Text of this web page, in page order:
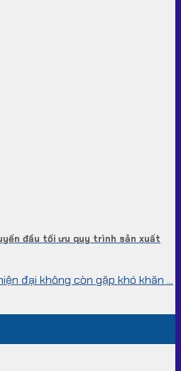
đầu tối ưu quy trình sản xuất
đại không còn gặp khó khăn ...